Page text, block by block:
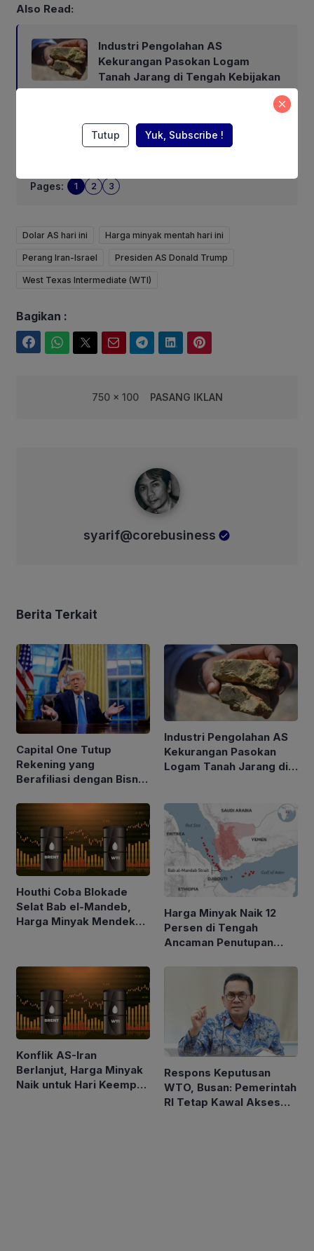
Also Read:
Industri Pengolahan AS
Kekurangan Pasokan Logam
Tanah Jarang di Tengah Kebijakan
Trump Perketat Impor
Pages: 1 2 3
Dolar AS hari ini Harga minyak mentah hari ini
Perang Iran-Israel Presiden AS Donald Trump
West Texas Intermediate (WTI)
Bagikan :
750 x 100 PASANG IKLAN
syarif@corebusiness
Berita Terkait
Capital One Tutup
Rekening yang
Berafiliasi dengan Bisnis
Industri Pengolahan AS
Kekurangan Pasokan
Logam Tanah Jarang di
Houthi Coba Blokade
Selat Bab el-Mandeb,
Harga Minyak Mendekati
Harga Minyak Naik 12
Persen di Tengah
Ancaman Penutupan
Konflik AS-Iran
Berlanjut, Harga Minyak
Naik untuk Hari Keempat
Respons Keputusan
WTO, Busan: Pemerintah
RI Tetap Kawal Akses
Tutup Yuk, Subscribe !